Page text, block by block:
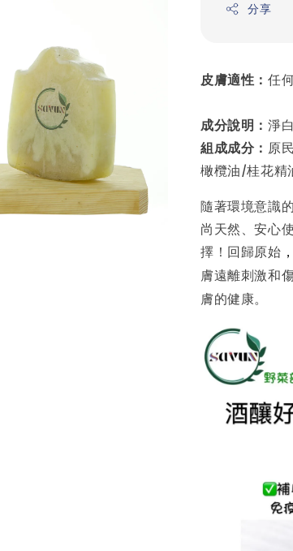
分享
皮膚適性： 任
成分說明： 淨
組成成分： 原
橄欖油/桂花精
隨著環境意識
尚天然、安心
擇！回歸原始 ，
膚遠離刺激和
膚的健康。